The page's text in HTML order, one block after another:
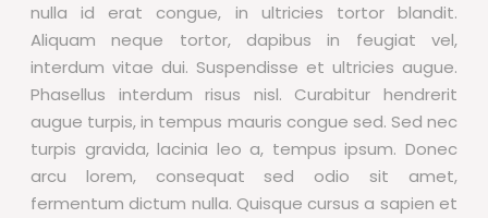
nulla id erat congue, in ultricies tortor blandit.
Aliquam neque tortor, dapibus in feugiat vel,
interdum vitae dui. Suspendisse et ultricies augue.
Phasellus interdum risus nisl. Curabitur hendrerit
augue turpis, in tempus mauris congue sed. Sed nec
turpis gravida, lacinia leo a, tempus ipsum. Donec
arcu lorem, consequat sed odio sit amet,
fermentum dictum nulla. Quisque cursus a sapien et